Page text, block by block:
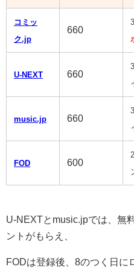
コミッ
ク.jp
660
U-NEXT 660
music.jp 660
FOD 600
U-NEXTとmusic.jpでは、無
ントがもらえ、
FODは登録後、8のつく日に